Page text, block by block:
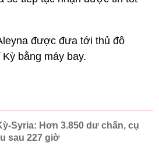
được đưa tới thủ đô
bằng máy bay.
Syria: Hơn 3.850 dư chấn, cụ
sau 227 giờ